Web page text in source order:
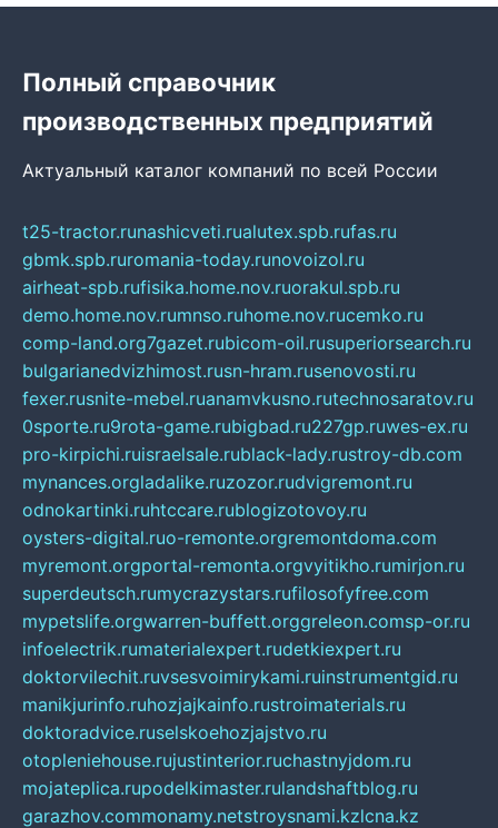
Полный справочник
производственных предприятий
Актуальный каталог компаний по всей России
t25-tractor.runashicveti.rualutex.spb.rufas.ru
gbmk.spb.ruromania-today.runovoizol.ru
airheat-spb.rufisika.home.nov.ruorakul.spb.ru
demo.home.nov.rumnso.ruhome.nov.rucemko.ru
comp-land.org7gazet.rubicom-oil.rusuperiorsearch.ru
bulgarianedvizhimost.rusn-hram.rusenovosti.ru
fexer.rusnite-mebel.ruanamvkusno.rutechnosaratov.ru
0sporte.ru9rota-game.rubigbad.ru227gp.ruwes-ex.ru
pro-kirpichi.ruisraelsale.rublack-lady.rustroy-db.com
mynances.orgladalike.ruzozor.rudvigremont.ru
odnokartinki.ruhtccare.rublogizotovoy.ru
oysters-digital.ruo-remonte.orgremontdoma.com
myremont.orgportal-remonta.orgvyitikho.rumirjon.ru
superdeutsch.rumycrazystars.rufilosofyfree.com
mypetslife.orgwarren-buffett.orggreleon.comsp-or.ru
infoelectrik.rumaterialexpert.rudetkiexpert.ru
doktorvilechit.ruvsesvoimirykami.ruinstrumentgid.ru
manikjurinfo.ruhozjajkainfo.rustroimaterials.ru
doktoradvice.ruselskoehozjajstvo.ru
otopleniehouse.rujustinterior.ruchastnyjdom.ru
mojateplica.rupodelkimaster.rulandshaftblog.ru
garazhov.commonamy.netstroysnami.kzlcna.kz